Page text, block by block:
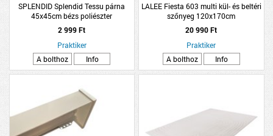
SPLENDID Splendid Tessu párna
45x45cm bézs poliészter
2 999 Ft
Praktiker
A bolthoz
Info
LALEE Fiesta 603 multi kül- és beltéri
szőnyeg 120x170cm
20 990 Ft
Praktiker
A bolthoz
Info